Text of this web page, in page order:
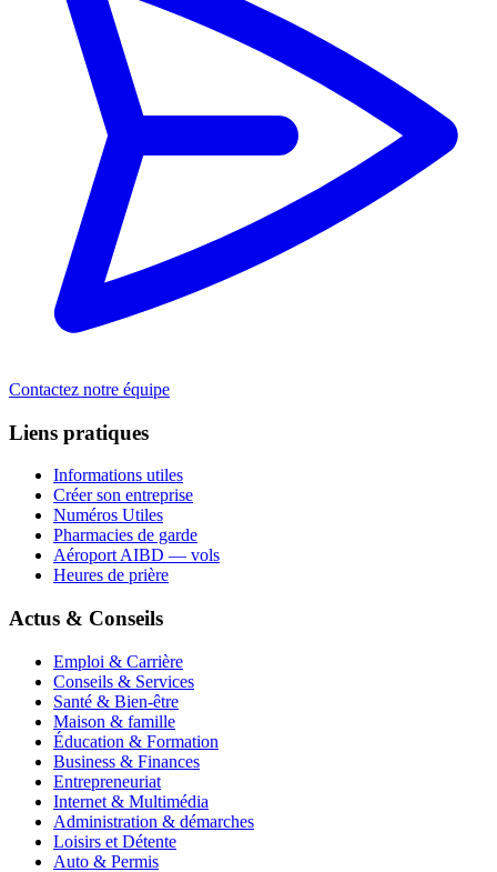
Contactez notre équipe
Liens pratiques
Informations utiles
Créer son entreprise
Numéros Utiles
Pharmacies de garde
Aéroport AIBD — vols
Heures de prière
Actus & Conseils
Emploi & Carrière
Conseils & Services
Santé & Bien-être
Maison & famille
Éducation & Formation
Business & Finances
Entrepreneuriat
Internet & Multimédia
Administration & démarches
Loisirs et Détente
Auto & Permis